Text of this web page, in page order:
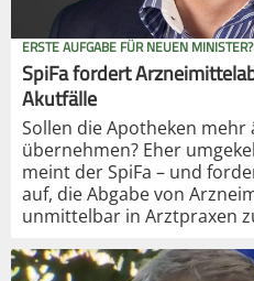
ERSTE AUFGABE FÜR NEUEN MINISTER?
SpiFa fordert
Akutfälle
Sollen die Apotheken mehr
übernehmen? Eher
meint der SpiFa – und
auf, die Abgabe von
unmittelbar in Arztpraxen